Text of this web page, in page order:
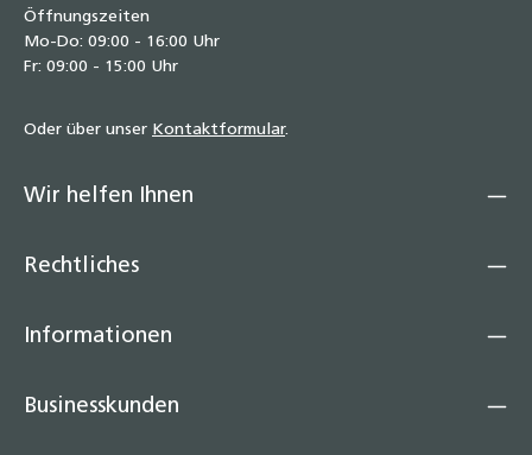
Öffnungszeiten
Mo-Do: 09:00 - 16:00 Uhr
Fr: 09:00 - 15:00 Uhr
Oder über unser Kontaktformular.
Wir helfen Ihnen
Rechtliches
Informationen
Businesskunden